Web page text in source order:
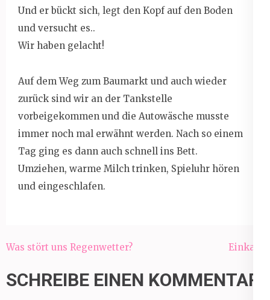
Und er bückt sich, legt den Kopf auf den Boden
und versucht es..
Wir haben gelacht!
Auf dem Weg zum Baumarkt und auch wieder
zurück sind wir an der Tankstelle
vorbeigekommen und die Autowäsche musste
immer noch mal erwähnt werden. Nach so einem
Tag ging es dann auch schnell ins Bett.
Umziehen, warme Milch trinken, Spieluhr hören
und eingeschlafen.
Beitragsnavigation
Was stört uns Regenwetter? Einkauf
SCHREIBE EINEN KOMMENTAR